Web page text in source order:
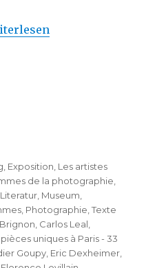
pièces uniques à Paris
Exposition Les artistes
de la photographie
Literatur Museum
Photographie ,Texte
Carlos Leal
uniques à Paris - 33
Goupy Eric Dexheimer